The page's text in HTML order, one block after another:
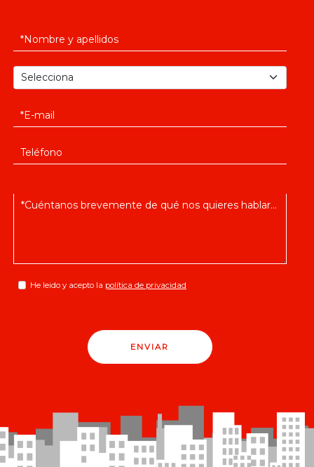
He leido y acepto la política de privacidad
ENVIAR